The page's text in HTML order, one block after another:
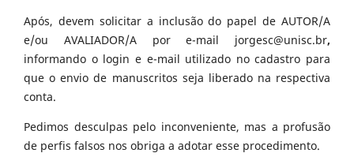
Após, devem solicitar a inclusão do papel de AUTOR/A
e/ou AVALIADOR/A por e-mail jorgesc@unisc.br,
informando o login e e-mail utilizado no cadastro para
que o envio de manuscritos seja liberado na respectiva
conta.
Pedimos desculpas pelo inconveniente, mas a profusão
de perfis falsos nos obriga a adotar esse procedimento.